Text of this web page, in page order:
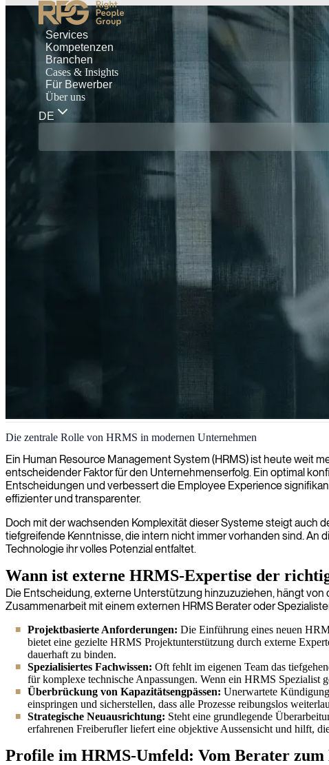
Services
Kompetenzen
Branchen
Cases & Insights
Für Bewerber
Über uns
DE
Implementierung und Verwaltung von Personalmanagementsystemen
Wir unterstützen Organisationen bei der Optimierung ihrer HR-Prozesse
implementieren und betreuen können.
Die zentrale Rolle von HRMS in modernen Unternehmen
Ein Human Resource Management System (HRMS) ist heute weit
entscheidender Faktor für den Unternehmenserfolg. Ein optimal
Entscheidungen und verbessert die Employee Experience
effizienter und transparenter.
Doch mit der wachsenden Komplexität dieser Systeme steigt auch
tiefgreifende Kenntnisse, die intern nicht immer vorhanden sind. An
Technologie ihr volles Potenzial entfaltet.
Wann ist externe HRMS-Expertise der
Die Entscheidung, externe Unterstützung hinzuzuziehen, hängt
Zusammenarbeit mit einem externen HRMS Berater oder
Projektbasierte Anforderungen: Die Einführung eines neuen
bietet eine gezielte HRMS Projektunterstützung durch externe
dauerhaft zu binden.
Spezialisiertes Fachwissen: Oft fehlt im eigenen Team das
für komplexe technische Anpassungen. Wenn ein HRMS Spezialist
Überbrückung von Kapazitätsengpässen: Unerwartete
einspringen und sicherstellen, dass alle Prozesse reibungslos
Strategische Neuausrichtung: Steht eine grundlegende
erfahrenen Freiberufler liefert eine objektive Aussensicht und hilft,
Profile im HRMS-Umfeld: Vom Berater